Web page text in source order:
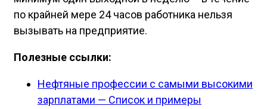
по крайней мере 24 часов работника нельзя
вызывать на предприятие.
Полезные ссылки:
Нефтяные профессии с самыми высокими
зарплатами — Список и примеры